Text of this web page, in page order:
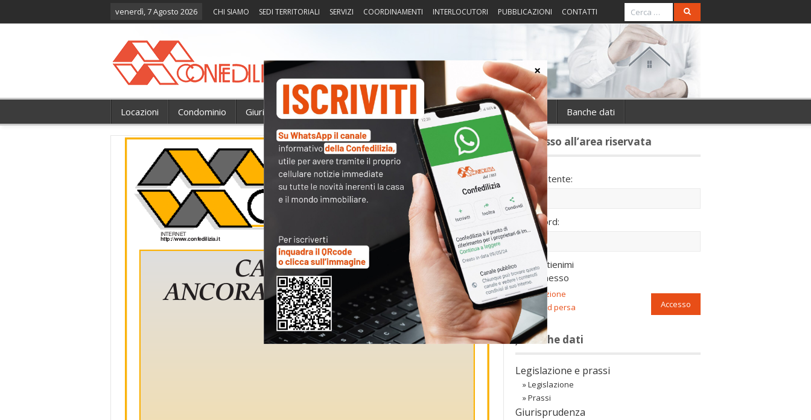
venerdì, 7 Agosto 2026 CHI SIAMO SEDI TERRITORIALI SERVIZI COORDINAMENTI INTERLOCUTORI PUBBLICAZIONI CONTATTI
Locazioni Condominio Giurisprudenza Fisco Portierato Intorno alla casa Notizie Banche dati
〉 Accesso all’area riservata
Nome utente:
Password:
Mantienimi
connesso
Accesso
Registrazione
Password persa
〉 Banche dati
Legislazione e prassi
»Legislazione
»Prassi
Giurisprudenza